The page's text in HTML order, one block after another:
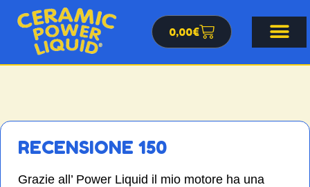
0,00€
RECENSIONE 150
Grazie all’ Power Liquid il mio motore ha una